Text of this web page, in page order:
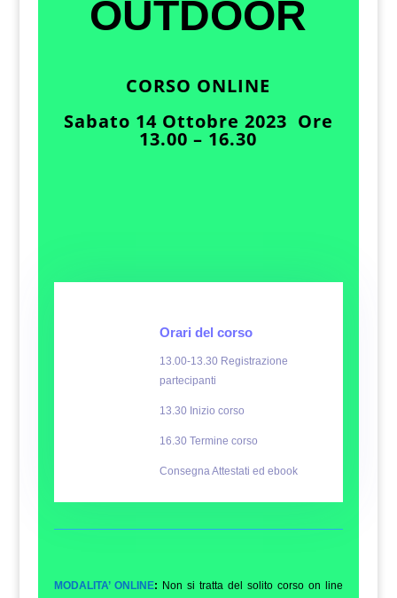
OUTDOOR
CORSO ONLINE
Sabato 14 Ottobre 2023 Ore
13.00 – 16.30
Orari del corso
13.00-13.30 Registrazione
partecipanti
13.30 Inizio corso
16.30 Termine corso
Consegna Attestati ed ebook
MODALITA’ ONLINE: Non si tratta del solito corso on line